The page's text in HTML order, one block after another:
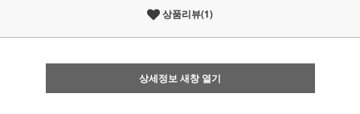
상품리뷰(1)
상세정보 새창 열기